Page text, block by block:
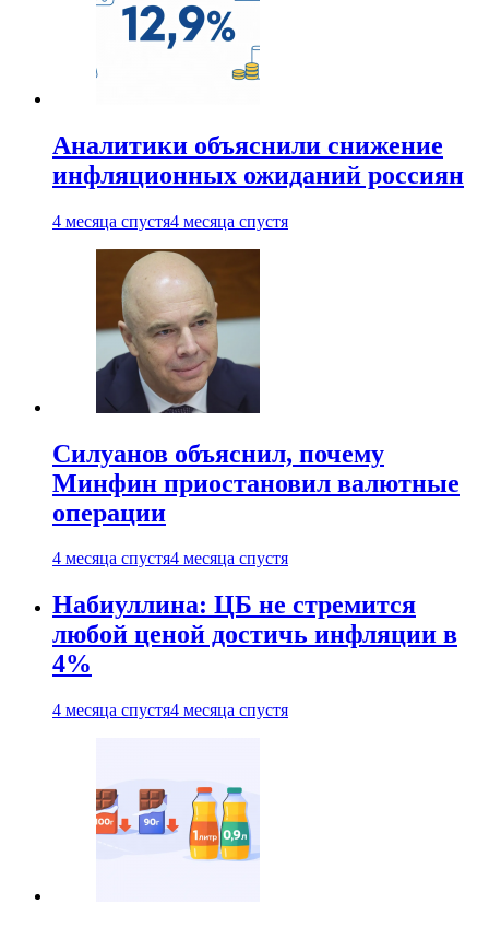
Аналитики объяснили снижение
инфляционных ожиданий россиян
4 месяца спустя4 месяца спустя
Силуанов объяснил, почему
Минфин приостановил валютные
операции
4 месяца спустя4 месяца спустя
Набиуллина: ЦБ не стремится
любой ценой достичь инфляции в
4%
4 месяца спустя4 месяца спустя